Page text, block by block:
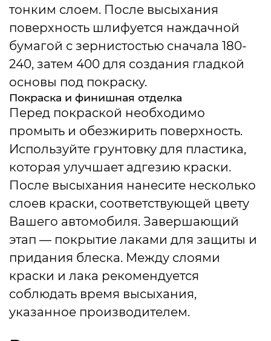
тонким слоем. После высыхания
поверхность шлифуется наждачной
бумагой с зернистостью сначала 180-
240, затем 400 для создания гладкой
основы под покраску.
Покраска и финишная отделка
Перед покраской необходимо
промыть и обезжирить поверхность.
Используйте грунтовку для пластика,
которая улучшает адгезию краски.
После высыхания нанесите несколько
слоев краски, соответствующей цвету
Вашего автомобиля. Завершающий
этап — покрытие лаками для защиты и
придания блеска. Между слоями
краски и лака рекомендуется
соблюдать время высыхания,
указанное производителем.